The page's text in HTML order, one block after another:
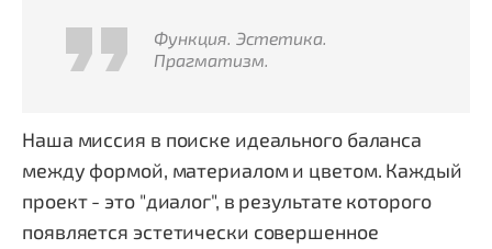
Функция. Эстетика.
Прагматизм.
Наша миссия в поиске идеального баланса
между формой, материалом и цветом. Каждый
проект - это "диалог", в результате которого
появляется эстетически совершенное